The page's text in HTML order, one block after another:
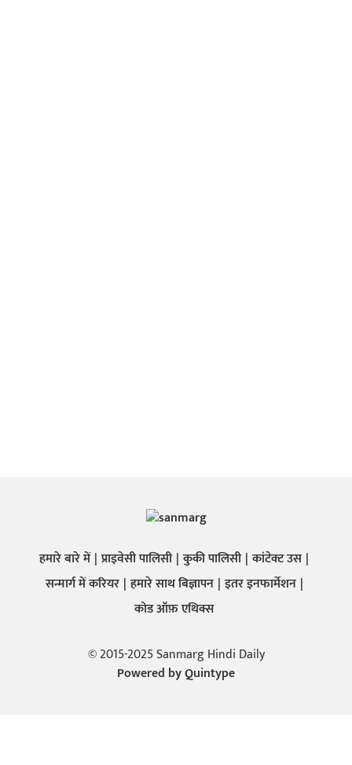
हमारे बारे में प्राइवेसी पालिसी कुकी पालिसी कांटेक्ट उस
सन्मार्ग में करियर हमारे साथ बिज्ञापन इतर इनफार्मेशन
कोड ऑफ़ एथिक्स
© 2015-2025 Sanmarg Hindi Daily
Powered byQuintype